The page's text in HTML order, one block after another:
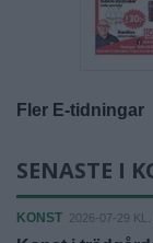
Fler E-tidningar
SENASTE I
KONST 2026-07-29 KL.